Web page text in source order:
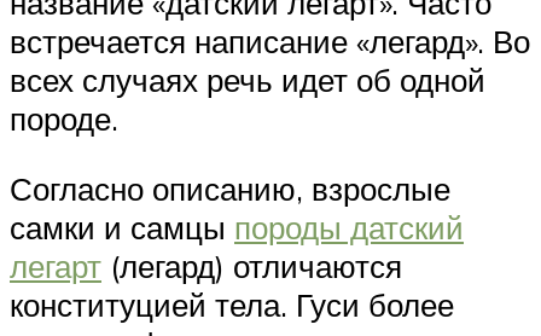
встречается написание «легард». Во
всех случаях речь идет об одной
породе.
Согласно описанию, взрослые
самки и самцы породы датский
легарт (легард) отличаются
конституцией тела. Гуси более